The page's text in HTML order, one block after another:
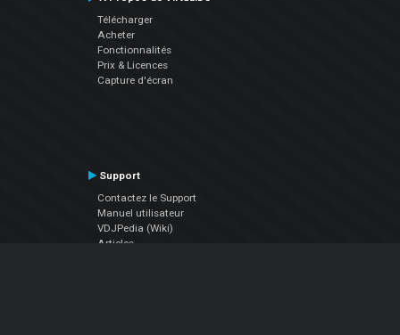
Télécharger
Acheter
Fonctionnalités
Prix & Licences
Capture d'écran
Support
Contactez le Support
Manuel utilisateur
VDJPedia (Wiki)
Articles